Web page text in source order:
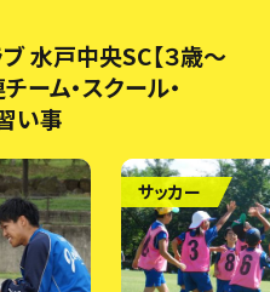
水戸中央SC【３歳～
ーム・スクール・
い事
サッカー